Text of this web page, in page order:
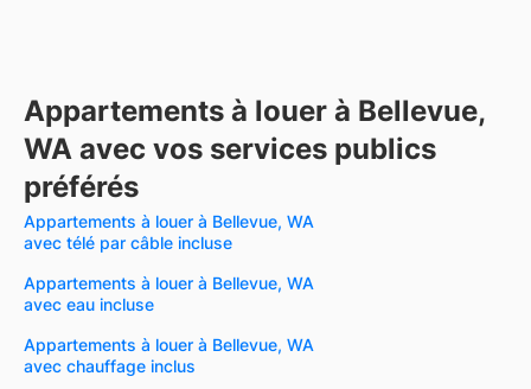
Appartements à louer à Bellevue,
WA avec vos services publics
préférés
Appartements à louer à Bellevue, WA
avec télé par câble incluse
Appartements à louer à Bellevue, WA
avec eau incluse
Appartements à louer à Bellevue, WA
avec chauffage inclus